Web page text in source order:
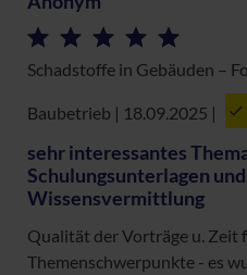
Schadstoffe in Gebäuden –
Baubetrieb | 18.09.2025 |
sehr interessantes
Schulungsunterlagen
Wissensvermittlung
Qualität der Vorträge u. Zeit
Themenschwerpunkte - es